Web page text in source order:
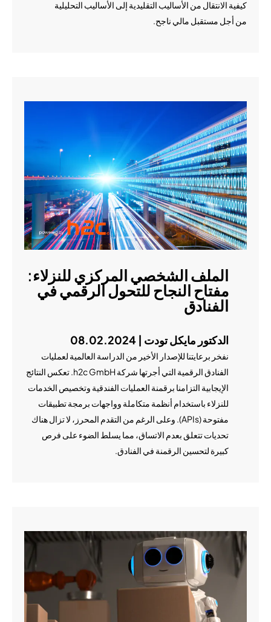
كيفية الانتقال من الأساليب التقليدية إلى الأساليب التحليلية
من أجل مستقبل مالي ناجح.
الملف الشخصي المركزي للنزلاء:
مفتاح النجاح للتحول الرقمي في
الفنادق
الدكتور مايكل تودت | 08.02.2024
نفخر برعايتنا للإصدار الأخير من الدراسة العالمية لعمليات
الفنادق الرقمية التي أجرتها شركة h2c GmbH. تعكس النتائج
الإيجابية التزامنا برقمنة العمليات الفندقية وتخصيص الخدمات
للنزلاء باستخدام أنظمة متكاملة وواجهات برمجة تطبيقات
مفتوحة (APIs). وعلى الرغم من التقدم المحرز، لا تزال هناك
تحديات تتعلق بعدم الاتساق، مما يسلط الضوء على فرص
كبيرة لتحسين الرقمنة في الفنادق.